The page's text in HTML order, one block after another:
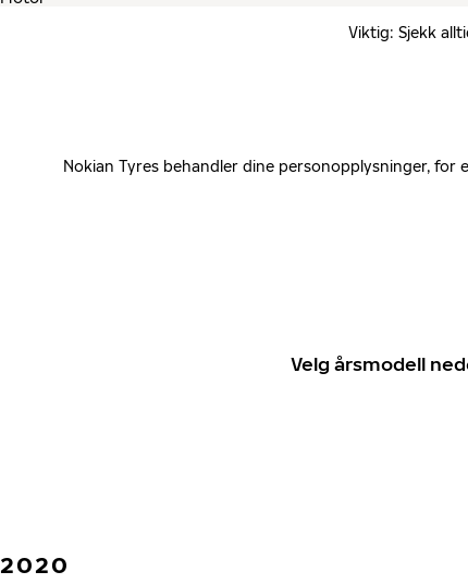
Viktig: Sjekk
Nokian Tyres behandler dine personopplysninger,
Velg årsmodell
2020